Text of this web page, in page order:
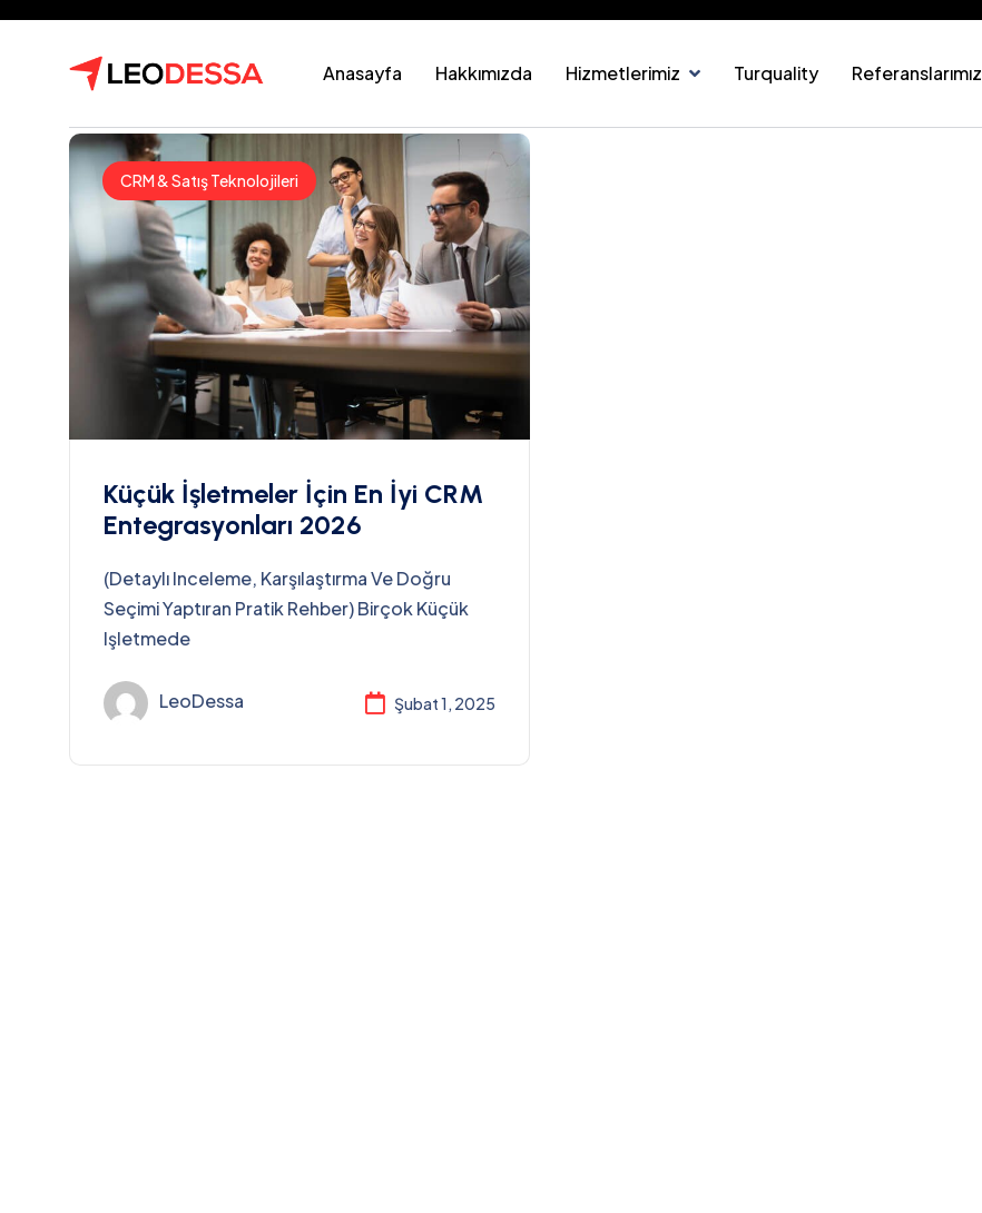
Anasayfa Hakkımızda Hizmetlerimiz Turquality Referanslarımız
CRM & Satış Teknolojileri
Küçük İşletmeler İçin En İyi CRM
Entegrasyonları 2026
(Detaylı Inceleme, Karşılaştırma Ve Doğru
Seçimi Yaptıran Pratik Rehber) Birçok Küçük
Işletmede
LeoDessa Şubat 1, 2025